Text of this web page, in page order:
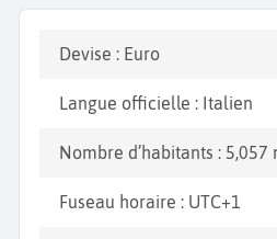
Devise : Euro
Langue officielle : Italien
Nombre d’habitants : 5,057
Fuseau horaire : UTC+1